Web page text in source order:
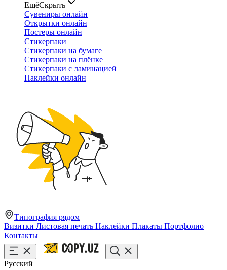
ЕщёСкрыть
Сувениры онлайн
Открытки онлайн
Постеры онлайн
Стикерпаки
Стикерпаки на бумаге
Стикерпаки на плёнке
Стикерпаки с ламинацией
Наклейки онлайн
Типография рядом
Визитки Листовая печать Наклейки Плакаты Портфолио
Контакты
Русский